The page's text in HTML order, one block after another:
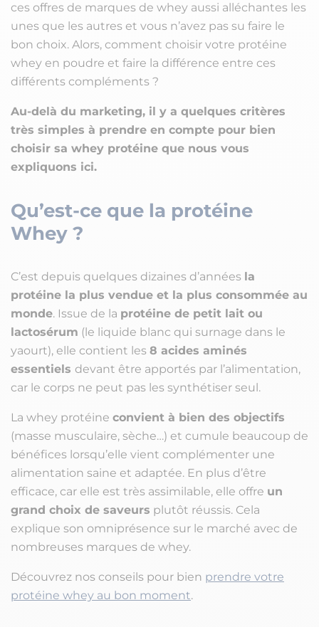
ces offres de marques de whey aussi alléchantes les
unes que les autres et vous n’avez pas su faire le
bon choix. Alors, comment choisir votre protéine
whey en poudre et faire la différence entre ces
différents compléments ?
Au-delà du marketing, il y a quelques critères
très simples à prendre en compte pour bien
choisir sa whey protéine que nous vous
expliquons ici.
Qu’est-ce que la protéine
Whey ?
C’est depuis quelques dizaines d’années la
protéine la plus vendue et la plus consommée au
monde. Issue de la protéine de petit lait ou
lactosérum (le liquide blanc qui surnage dans le
yaourt), elle contient les 8 acides aminés
essentiels devant être apportés par l’alimentation,
car le corps ne peut pas les synthétiser seul.
La whey protéine convient à bien des objectifs
(masse musculaire, sèche…) et cumule beaucoup de
bénéfices lorsqu’elle vient complémenter une
alimentation saine et adaptée. En plus d’être
efficace, car elle est très assimilable, elle offre un
grand choix de saveurs plutôt réussis. Cela
explique son omniprésence sur le marché avec de
nombreuses marques de whey.
Découvrez nos conseils pour bien prendre votre
protéine whey au bon moment.